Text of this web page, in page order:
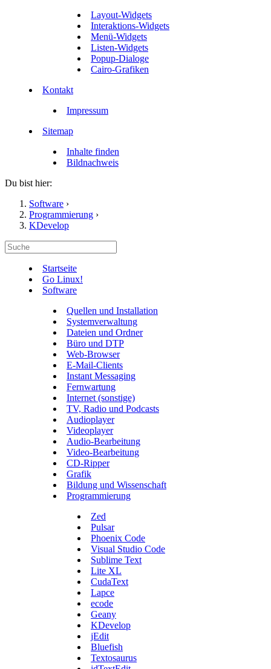
Layout-Widgets
Interaktions-Widgets
Menü-Widgets
Listen-Widgets
Popup-Dialoge
Cairo-Grafiken
Kontakt
Impressum
Sitemap
Inhalte finden
Bildnachweis
Du bist hier:
Software ›
Programmierung ›
KDevelop
Startseite
Go Linux!
Software
Quellen und Installation
Systemverwaltung
Dateien und Ordner
Büro und DTP
Web-Browser
E-Mail-Clients
Instant Messaging
Fernwartung
Internet (sonstige)
TV, Radio und Podcasts
Audioplayer
Videoplayer
Audio-Bearbeitung
Video-Bearbeitung
CD-Ripper
Grafik
Bildung und Wissenschaft
Programmierung
Zed
Pulsar
Phoenix Code
Visual Studio Code
Sublime Text
Lite XL
CudaText
Lapce
ecode
Geany
KDevelop
jEdit
Bluefish
Textosaurus